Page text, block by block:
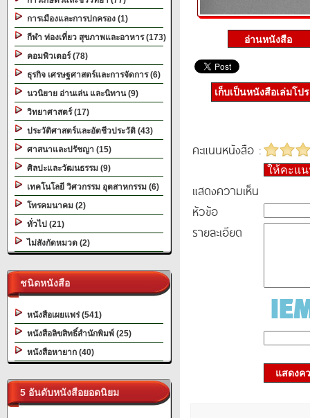
การเมืองและการปกครอง (1)
กีฬา ท่องเที่ยว สุขภาพและอาหาร (173)
คอมพิวเตอร์ (78)
ธุรกิจ เศรษฐศาสตร์และการจัดการ (6)
นวนิยาย อ่านเล่น และนิทาน (9)
วิทยาศาสตร์ (17)
ประวัติศาสตร์และอัตชีวประวัติ (43)
ศาสนาและปรัชญา (15)
ศิลปะและวัฒนธรรม (9)
เทคโนโลยี วิศวกรรม อุตสาหกรรม (6)
โทรคมนาคม (2)
ทั่วไป (21)
ไม่สังกัดหมวด (2)
ชนิดหนังสือ
หนังสือเผยแพร่ (541)
หนังสือลิขสิทธิ์สำนักพิมพ์ (25)
หนังสือหายาก (40)
5 อันดับหนังสือยอดนิยม
เก็บเป็นหนังสือเล่มโป
คะแนนหนังสือ :
ให้คะแ
แสดงความเห็น
หัวข้อ
รายละเอียด
แสดงค